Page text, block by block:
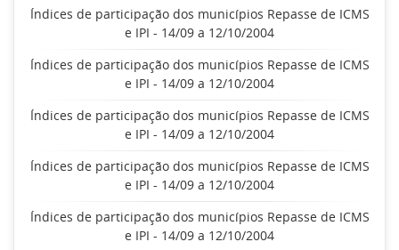
Índices de participação dos municípios Repasse de ICMS
e IPI - 14/09 a 12/10/2004
Índices de participação dos municípios Repasse de ICMS
e IPI - 14/09 a 12/10/2004
Índices de participação dos municípios Repasse de ICMS
e IPI - 14/09 a 12/10/2004
Índices de participação dos municípios Repasse de ICMS
e IPI - 14/09 a 12/10/2004
Índices de participação dos municípios Repasse de ICMS
e IPI - 14/09 a 12/10/2004